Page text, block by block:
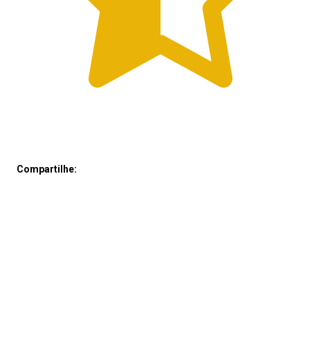
Compartilhe: